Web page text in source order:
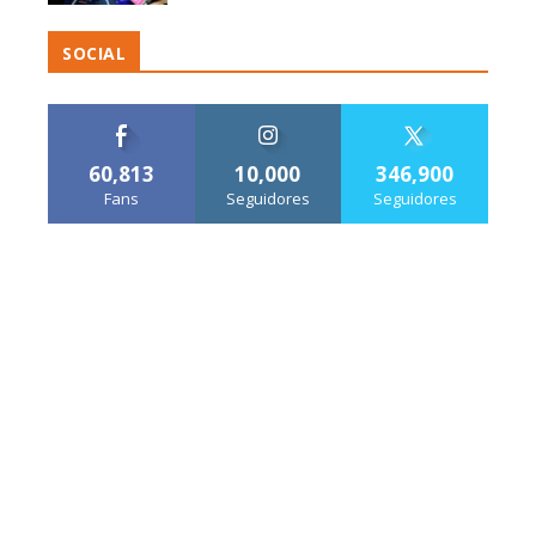
SOCIAL
60,813
Fans
10,000
Seguidores
346,900
Seguidores